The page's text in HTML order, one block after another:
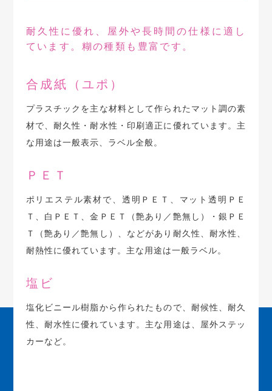
耐久性に優れ、屋外や長時間の仕様に適し
ています。糊の種類も豊富です。
合成紙（ユポ）
プラスチックを主な材料として作られたマット調の素
材で、耐久性・耐水性・印刷適正に優れています。主
な用途は一般表示、ラベル全般。
ＰＥＴ
ポリエステル素材で、透明ＰＥＴ、マット透明ＰＥ
Ｔ、白ＰＥＴ、金ＰＥＴ（艶あり／艶無し）・銀ＰＥ
Ｔ（艶あり／艶無し）、などがあり耐久性、耐水性、
耐熱性に優れています。主な用途は一般ラベル。
塩ビ
塩化ビニール樹脂から作られたもので、耐候性、耐久
性、耐水性に優れています。主な用途は、屋外ステッ
カーなど。